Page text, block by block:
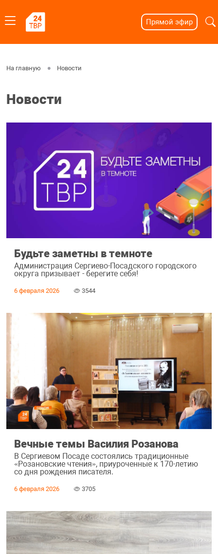
Прямой эфир
На главную Новости
Новости
Будьте заметны в темноте
Администрация Сергиево-Посадского городского
округа призывает - берегите себя!
6 февраля 2026 3544
Вечные темы Василия Розанова
В Сергиевом Посаде состоялись традиционные
«Розановские чтения», приуроченные к 170-летию
со дня рождения писателя.
6 февраля 2026 3705